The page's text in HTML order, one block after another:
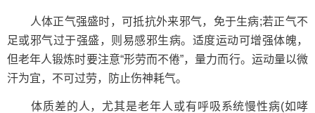
人体正气强盛时，可抵抗外来邪气，免于生病;若正气不
足或邪气过于强盛，则易感邪生病。适度运动可增强体魄，
但老年人锻炼时要注意“形劳而不倦”，量力而行。运动量以微
汗为宜，不可过劳，防止伤神耗气。
体质差的人，尤其是老年人或有呼吸系统慢性病(如哮